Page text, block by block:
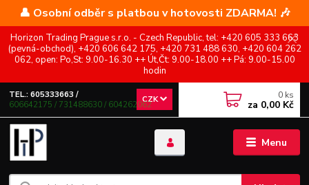
👤 Osobní odběr s platbou v hotovosti ZDARMA! 🎶
Horizon Trading Prague s.r.o. - Czech Republic, tel: +420 605 333 663
(pevná-obchod), +420 606 642 175, +420 731 488 630, +420 604 262
062, open: Po,St: 9.00-16.30 ++ Út,Čt: 9.00-18.00 ++ Pá: 9.00-15.00
hodin
Menu
CZK
TEL.: 605333663 /
606642175 / 731488630 / 604262062
0 ks
za 0,00 Kč